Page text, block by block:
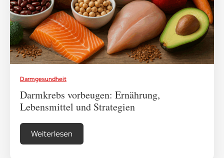
Medikamenten-Tipps
Ratgeber & Lebenshilfe
Darmgesundheit
Darmkrebs vorbeugen: Ernährung,
Lebensmittel und Strategien
Weiterlesen